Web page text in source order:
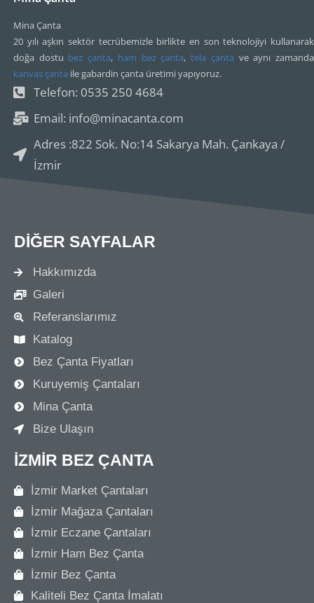
Mina Çanta
20 yılı aşkın sektör tecrübemizle birlikte en son teknolojiyi kullanarak
doğa dostu bez çanta, ham bez çanta,tela çanta ve aynı zamanda
kanvas çanta ile gabardin çanta üretimi yapıyoruz.
Telefon: 0535 250 4684
Email: info@minacanta.com
Adres :822 Sok. No:14 Sakarya Mah. Çankaya /
İzmir
DİĞER SAYFALAR
Hakkımızda
Galeri
Referanslarımız
Katalog
Bez Çanta Fiyatları
Kuruyemiş Çantaları
Mina Çanta
Bize Ulaşın
İZMIR BEZ ÇANTA
İzmir Market Çantaları
İzmir Mağaza Çantaları
İzmir Eczane Çantaları
İzmir Ham Bez Çanta
İzmir Bez Çanta
Kaliteli Bez Çanta İmalatı